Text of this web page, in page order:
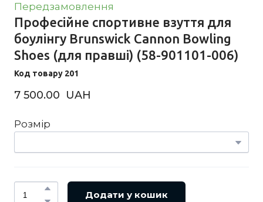
Передзамовлення
Професійне спортивне взуття для
боулінгу Brunswick Cannon Bowling
Shoes (для правші) (58-901101-006)
Код товару 201
7 500.00  UAH
Розмір
Додати у кошик